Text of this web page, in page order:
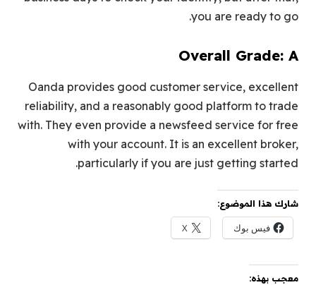
you are ready to go.
Overall Grade: A
Oanda provides good customer service, excellent
reliability, and a reasonably good platform to trade
with. They even provide a newsfeed service for free
with your account. It is an excellent broker,
particularly if you are just getting started.
شارك هذا الموضوع:
فيس بوك X
معجب بهذه: